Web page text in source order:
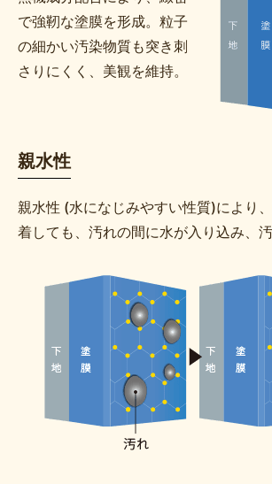
で強靭な塗膜を形成。粒子
の細かい汚染物質も突き刺
さりにくく、美観を維持。
親水性
親水性 (水になじみやすい性質)により
着しても、汚れの間に水が入り込み、汚